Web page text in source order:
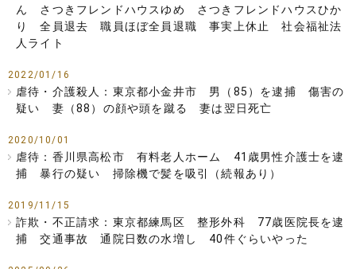
ん さつきフレンドハウスゆめ さつきフレンドハウスひか
り 全員退去 職員ほぼ全員退職 事実上休止 社会福祉法
人ライト
2022/01/16
虐待・介護殺人：東京都小金井市 男（85）を逮捕 傷害の
疑い 妻（88）の顔や頭を蹴る 妻は翌日死亡
2020/10/01
虐待：香川県高松市 有料老人ホーム 41歳男性介護士を逮
捕 暴行の疑い 掃除機で髪を吸引（続報あり）
2019/11/15
詐欺・不正請求：東京都練馬区 整形外科 77歳医院長を逮
捕 交通事故 通院日数の水増し 40件ぐらいやった